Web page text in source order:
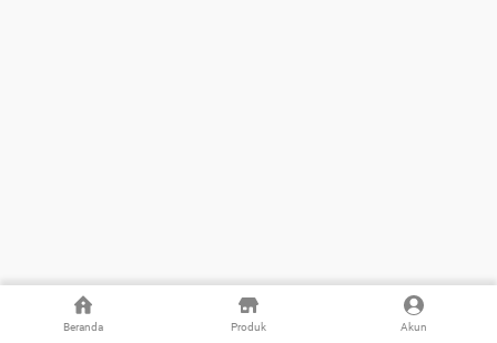
Beranda Produk Akun